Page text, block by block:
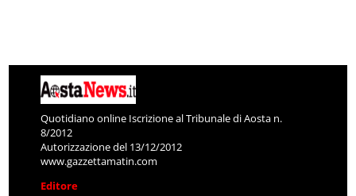
Quotidiano online Iscrizione al Tribunale di Aosta n.
8/2012
Autorizzazione del 13/12/2012
www.gazzettamatin.com
Editore